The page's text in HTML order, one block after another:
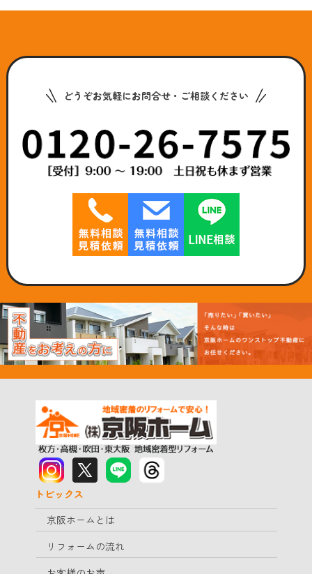
どうぞお気軽にお問合せ・ご相談ください
トピックス
京阪ホームとは
リフォームの流れ